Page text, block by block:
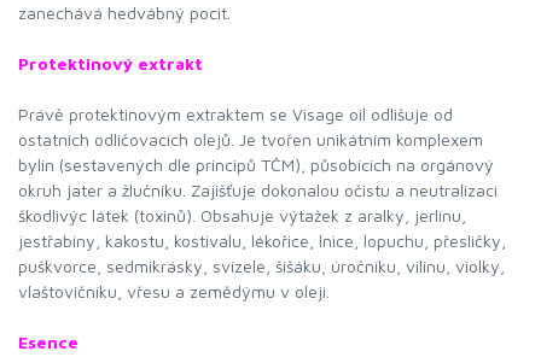
zanechává hedvábný pocit.
Protektinový extrakt
Právě protektinovým extraktem se Visage oil odlišuje od
ostatních odličovacích olejů. Je tvořen unikátním komplexem
bylin (sestavených dle principů TČM), působících na orgánový
okruh jater a žlučníku. Zajišťuje dokonalou očistu a neutralizaci
škodlivýc látek (toxinů). Obsahuje výtažek z aralky, jerlínu,
jestřabiny, kakostu, kostivalu, lékořice, lnice, lopuchu, přesličky,
puškvorce, sedmikrásky, svízele, šišáku, úročníku, vilínu, violky,
vlaštovičníku, vřesu a zemědýmu v oleji.
Esence